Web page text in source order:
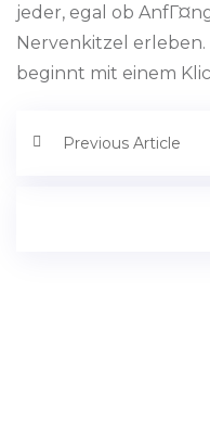
jeder, egal ob
Nervenkitzel erleben.
beginnt mit einem
Previous Article